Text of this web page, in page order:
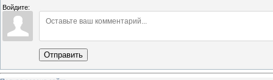
Войдите:
Отправить